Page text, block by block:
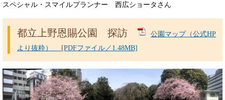
スペシャル・スマイルプランナー 西広ショータさん
都立上野恩賜公園 探訪
公園マップ（公式HP
より抜粋） [PDFファイル／1.48MB]